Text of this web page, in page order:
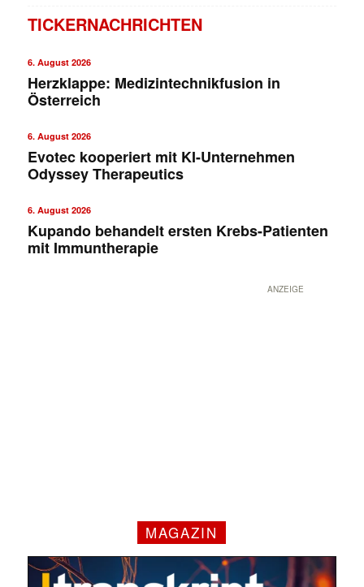
TICKERNACHRICHTEN
6. August 2026
Herzklappe: Medizintechnikfusion in
Österreich
6. August 2026
Evotec kooperiert mit KI-Unternehmen
Odyssey Therapeutics
6. August 2026
Kupando behandelt ersten Krebs-Patienten
mit Immuntherapie
ANZEIGE
MAGAZIN